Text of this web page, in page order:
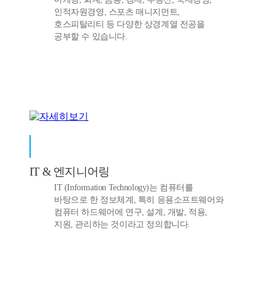
인적자원경영, 스포츠 매니지먼트,
호스피탈리티 등 다양한 상경계열 전공을
공부할 수 있습니다.
IT & 엔지니어링
IT (Information Technology)는 컴퓨터를
바탕으로 한 정보체계, 특히 응용소프트웨어와
컴퓨터 하드웨어에 연구, 설계, 개발, 적용,
지원, 관리하는 것이라고 정의합니다.